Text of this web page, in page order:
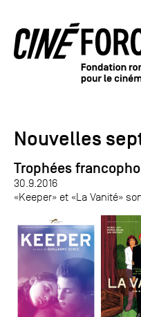
Nouvelles
Trophées
30.9.2016
«Keeper» et «La Vanité»